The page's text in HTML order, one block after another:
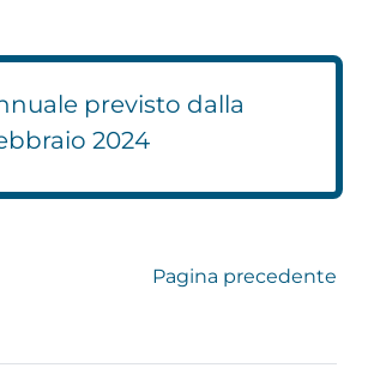
previsto dalla
2024
Pagina precedente